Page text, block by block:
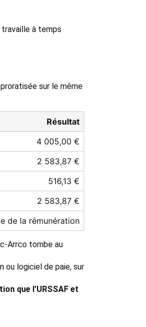
travaille à temps
sur le même
Résultat
4 005,00 €
2 583,87 €
516,13 €
2 583,87 €
de la rémunération
Arrco tombe au
ou logiciel de paie, sur
que l’URSSAF et